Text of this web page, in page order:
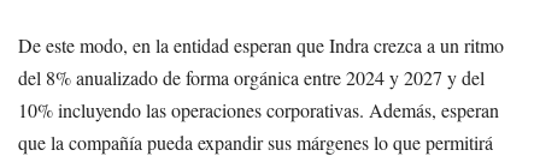
De este modo, en la entidad esperan que Indra crezca a un ritmo
del 8% anualizado de forma orgánica entre 2024 y 2027 y del
10% incluyendo las operaciones corporativas. Además, esperan
que la compañía pueda expandir sus márgenes lo que permitirá